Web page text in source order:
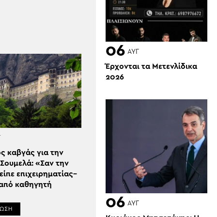
καβγάς για την
«Σαν την
επιχειρηματίας–
καθηγητή
06 ΑΥΓ
Έρχονται τα Μετενλίδικα
2026
06 ΑΥΓ